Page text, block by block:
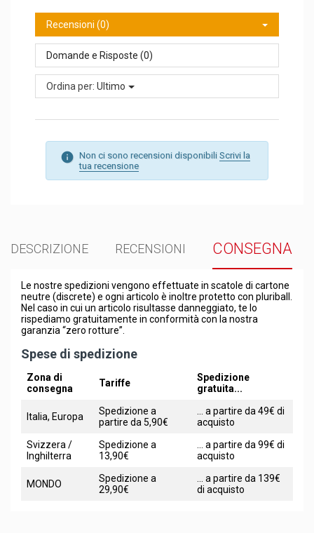
Recensioni (0)
Domande e Risposte (0)
Ordina per: Ultimo
Non ci sono recensioni disponibili Scrivi la
tua recensione
DESCRIZIONE RECENSIONI CONSEGNA
Le nostre spedizioni vengono effettuate in scatole di cartone
neutre (discrete) e ogni articolo è inoltre protetto con pluriball.
Nel caso in cui un articolo risultasse danneggiato, te lo
rispediamo gratuitamente in conformità con la nostra
garanzia “zero rotture”.
Spese di spedizione
Zona di
consegna
Tariffe
Spedizione
gratuita...
Italia, Europa
Spedizione a
partire da 5,90€
... a partire da 49€ di
acquisto
Svizzera /
Inghilterra
Spedizione a
13,90€
... a partire da 99€ di
acquisto
MONDO
Spedizione a
29,90€
... a partire da 139€
di acquisto